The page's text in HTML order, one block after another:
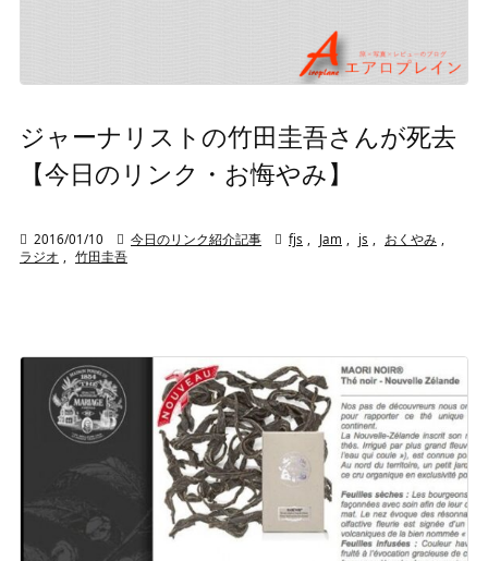
ジャーナリストの竹田圭吾さんが死去
【今日のリンク・お悔やみ】
 2016/01/10  今日のリンク紹介記事  fjs , Jam , js , おくやみ ,
ラジオ , 竹田圭吾